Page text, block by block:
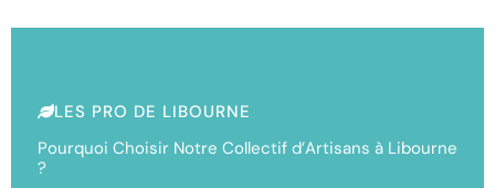
LES PRO DE LIBOURNE
Pourquoi Choisir Notre Collectif d’Artisans à Libourne
?